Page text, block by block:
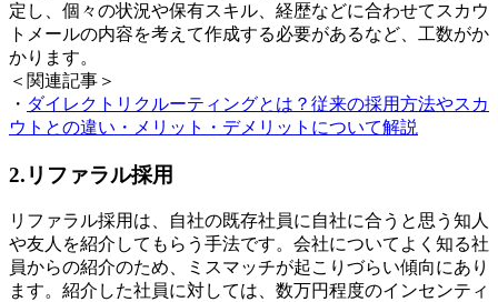
定し、個々の状況や保有スキル、経歴などに合わせてスカウ
トメールの内容を考えて作成する必要があるなど、工数がか
かります。
＜関連記事＞
・ ダイレクトリクルーティングとは？従来の採用方法やスカ
ウトとの違い・メリット・デメリットについて解説
2.リファラル採用
リファラル採用は、自社の既存社員に自社に合うと思う知人
や友人を紹介してもらう手法です。会社についてよく知る社
員からの紹介のため、ミスマッチが起こりづらい傾向にあり
ます。紹介した社員に対しては、数万円程度のインセンティ